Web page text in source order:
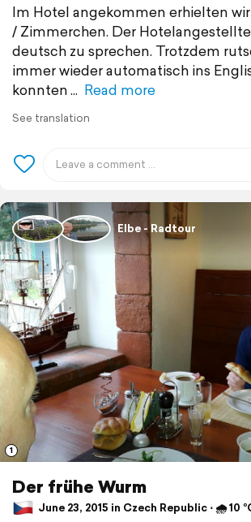
Im Hotel angekommen erhielten
/ Zimmerchen. Der
deutsch zu sprechen. Trotzdem
immer wieder automatisch ins
konnten
Read more
See translation
Elbe - Radtour
1
Der frühe Wurm
June 23, 2015 in Czech Republic ⋅ 🌧 10